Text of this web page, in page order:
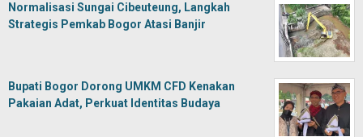
Normalisasi Sungai Cibeuteung, Langkah
Strategis Pemkab Bogor Atasi Banjir
Bupati Bogor Dorong UMKM CFD Kenakan
Pakaian Adat, Perkuat Identitas Budaya